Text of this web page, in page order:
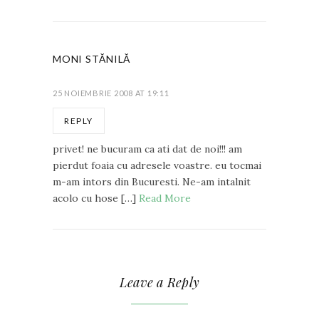
MONI STĂNILĂ
25 NOIEMBRIE 2008 AT 19:11
REPLY
privet! ne bucuram ca ati dat de noi!!! am
pierdut foaia cu adresele voastre. eu tocmai
m-am intors din Bucuresti. Ne-am intalnit
acolo cu hose […] Read More
Leave a Reply